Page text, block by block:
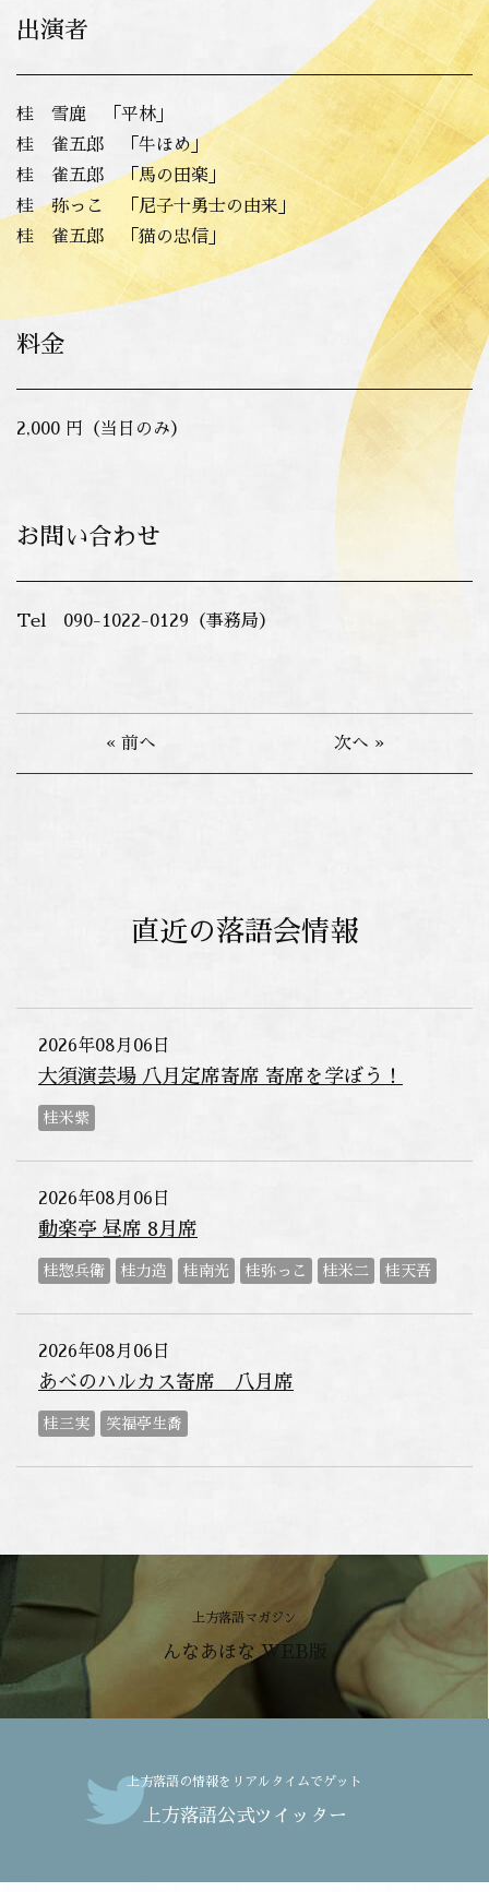
出演者
桂 雪鹿 「平林」
桂 雀五郎 「牛ほめ」
桂 雀五郎 「馬の田楽」
桂 弥っこ 「尼子十勇士の由来」
桂 雀五郎 「猫の忠信」
料金
2,000 円（当日のみ）
お問い合わせ
Tel 090-1022-0129（事務局）
« 前へ 次へ »
直近の落語会情報
2026年08月06日
大須演芸場 八月定席寄席 寄席を学ぼう！
桂米紫
2026年08月06日
動楽亭 昼席 8月席
桂惣兵衛 桂力造 桂南光 桂弥っこ 桂米二 桂天吾
2026年08月06日
あべのハルカス寄席 八月席
桂三実 笑福亭生喬
上方落語マガジン
んなあほな WEB版
上方落語の情報をリアルタイムでゲット
上方落語公式ツイッター